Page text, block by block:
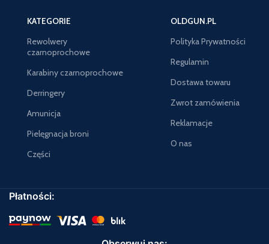
KATEGORIE
Rewolwery
czarnoprochowe
Karabiny czarnoprochowe
Derringery
Amunicja
Pielęgnacja broni
Części
OLDGUN.PL
Polityka Prywatności
Regulamin
Dostawa towaru
Zwrot zamówienia
Reklamacje
O nas
Płatności: